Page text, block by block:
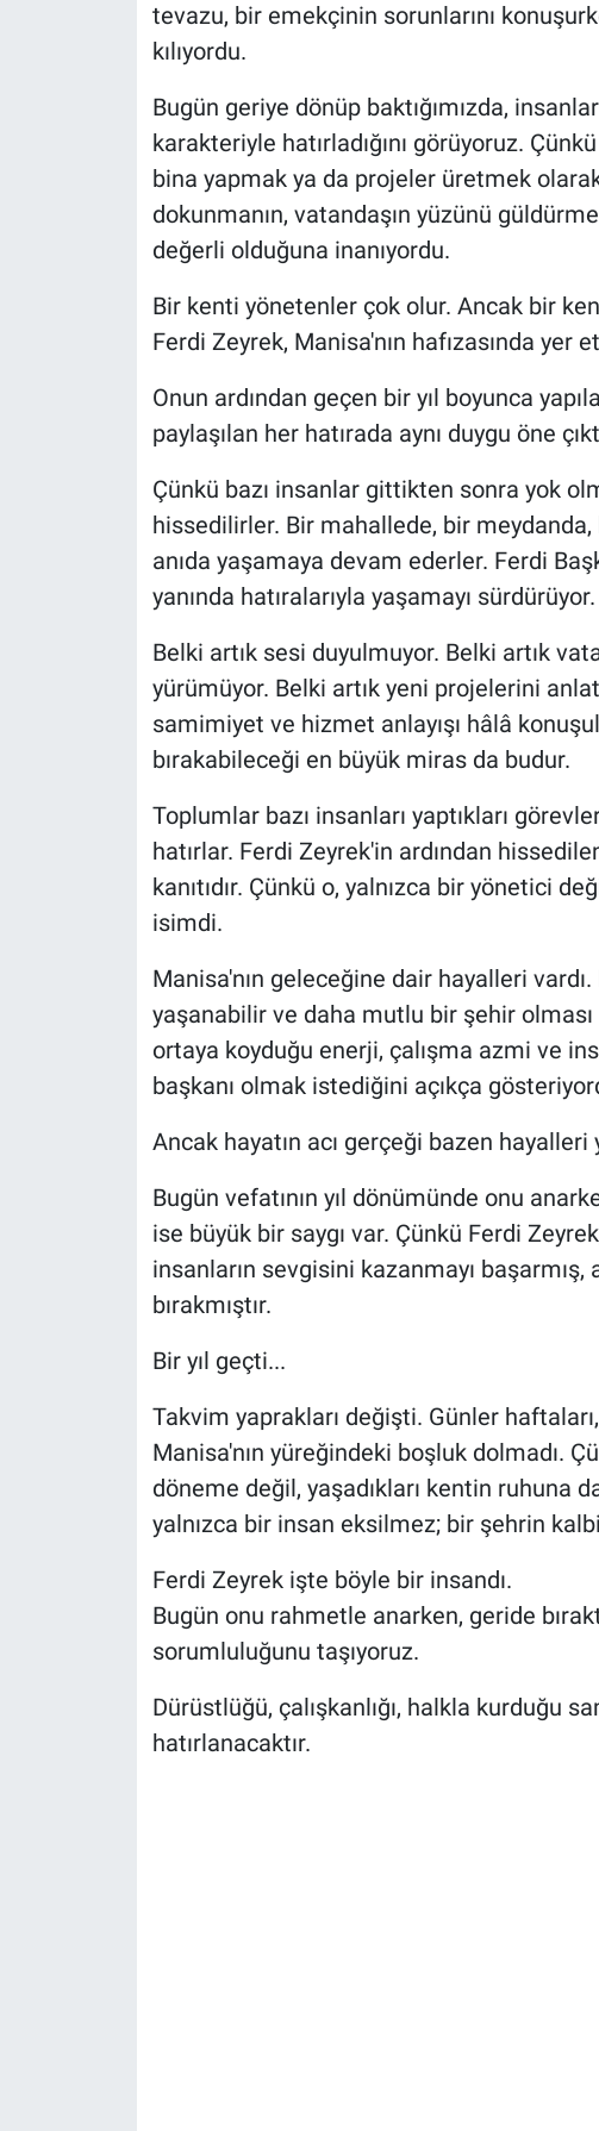
tevazu, bir emekçinin sorunlarını
kılıyordu.
Bugün geriye dönüp baktığımızda,
karakteriyle hatırladığını görüyoruz.
bina yapmak ya da projeler üretmek
dokunmanın, vatandaşın yüzünü
değerli olduğuna inanıyordu.
Bir kenti yönetenler çok olur. Ancak bir
Ferdi Zeyrek, Manisa'nın hafızasında
Onun ardından geçen bir yıl boyunca
paylaşılan her hatırada aynı duygu öne
Çünkü bazı insanlar gittikten sonra yok
hissedilirler. Bir mahallede, bir meydanda,
anıda yaşamaya devam ederler. Ferdi
yanında hatıralarıyla yaşamayı sürdürüyor.
Belki artık sesi duyulmuyor. Belki artık
yürümüyor. Belki artık yeni projelerini
samimiyet ve hizmet anlayışı hâlâ
bırakabileceği en büyük miras da budur.
Toplumlar bazı insanları yaptıkları
hatırlar. Ferdi Zeyrek'in ardından
kanıtıdır. Çünkü o, yalnızca bir yönetici
isimdi.
Manisa'nın geleceğine dair hayalleri
yaşanabilir ve daha mutlu bir şehir olması
ortaya koyduğu enerji, çalışma azmi ve
başkanı olmak istediğini açıkça
Ancak hayatın acı gerçeği bazen hayalleri
Bugün vefatının yıl dönümünde onu
ise büyük bir saygı var. Çünkü Ferdi
insanların sevgisini kazanmayı
bırakmıştır.
Bir yıl geçti...
Takvim yaprakları değişti. Günler
Manisa'nın yüreğindeki boşluk dolmadı.
döneme değil, yaşadıkları kentin ruhuna
yalnızca bir insan eksilmez; bir şehrin
Ferdi Zeyrek işte böyle bir insandı.
Bugün onu rahmetle anarken, geride
sorumluluğunu taşıyoruz.
Dürüstlüğü, çalışkanlığı, halkla kurduğu
hatırlanacaktır.